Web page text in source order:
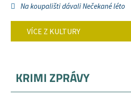
Na koupališti dávali Nečekané léto
VÍCE Z KULTURY
KRIMI ZPRÁVY